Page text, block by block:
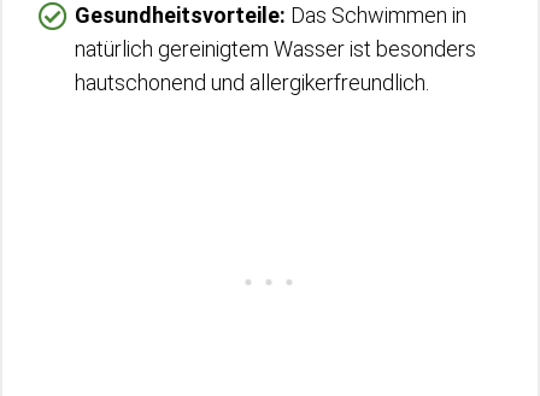
Gesundheitsvorteile: Das Schwimmen in
natürlich gereinigtem Wasser ist besonders
hautschonend und allergikerfreundlich.